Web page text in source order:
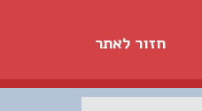
חזור לאתר